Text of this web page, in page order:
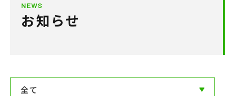
アクト建設の設計
クリニック開業支援
NEWS
お知らせ
全て